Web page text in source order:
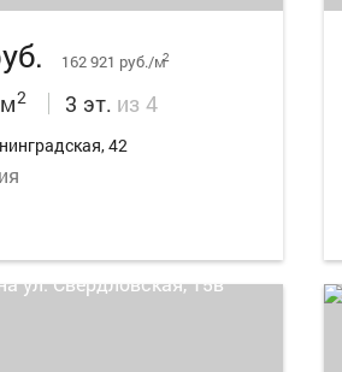
162 921 руб./м2
м2 3 эт. из 4
42